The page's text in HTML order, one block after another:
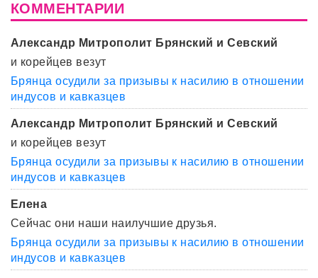
КОММЕНТАРИИ
Александр Митрополит Брянский и Севский
и корейцев везут
Брянца осудили за призывы к насилию в отношении
индусов и кавказцев
Александр Митрополит Брянский и Севский
и корейцев везут
Брянца осудили за призывы к насилию в отношении
индусов и кавказцев
Елена
Сейчас они наши наилучшие друзья.
Брянца осудили за призывы к насилию в отношении
индусов и кавказцев